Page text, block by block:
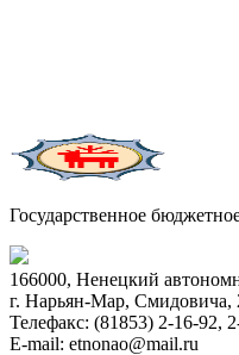
Государственное
166000, Ненецкий
г. Нарьян-Мар, Смидовича,
Телефакс: (81853) 2-16-92,
E-mail: etnonao@mail.ru